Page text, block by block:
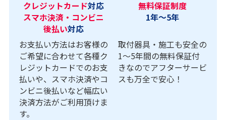
クレジットカード対応
スマホ決済・コンビニ
後払い対応
お支払い方法はお客様の
ご希望に合わせて各種ク
レジットカードでのお支
払いや、スマホ決済やコ
ンビニ後払いなど幅広い
決済方法がご利用頂けま
す。
無料保証制度
1年～5年
取付器具・施工も安全の
1〜5年間の無料保証付
きなのでアフターサービ
スも万全で安心！